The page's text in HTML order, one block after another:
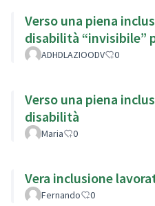
Verso una piena
disabilità “invisibile”
ADHDLAZIOODV 0
Verso una piena
disabilità
Maria 0
Vera inclusione
Fernando 0